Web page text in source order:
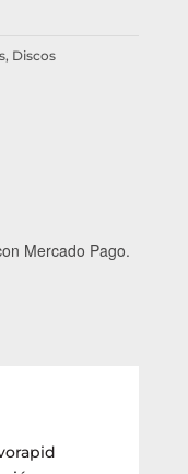
, Discos
Mercado Pago.